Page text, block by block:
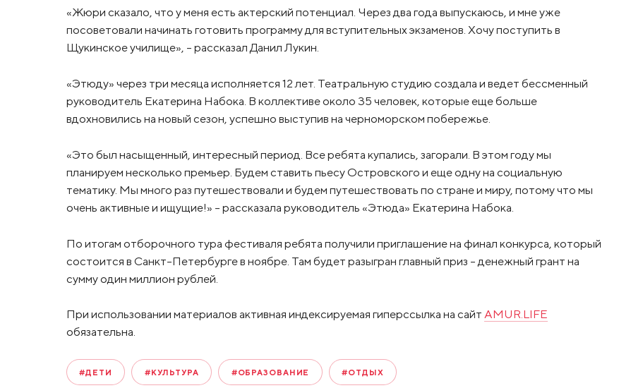
«Жюри сказало, что у меня есть актерский потенциал. Через два года выпускаюсь, и мне уже
посоветовали начинать готовить программу для вступительных экзаменов. Хочу поступить в
Щукинское училище», - рассказал Данил Лукин.
«Этюду» через три месяца исполняется 12 лет. Театральную студию создала и ведет бессменный
руководитель Екатерина Набока. В коллективе около 35 человек, которые еще больше
вдохновились на новый сезон, успешно выступив на черноморском побережье.
«Это был насыщенный, интересный период. Все ребята купались, загорали. В этом году мы
планируем несколько премьер. Будем ставить пьесу Островского и еще одну на социальную
тематику. Мы много раз путешествовали и будем путешествовать по стране и миру, потому что мы
очень активные и ищущие!» - рассказала руководитель «Этюда» Екатерина Набока.
По итогам отборочного тура фестиваля ребята получили приглашение на финал конкурса, который
состоится в Санкт-Петербурге в ноябре. Там будет разыгран главный приз – денежный грант на
сумму один миллион рублей.
При использовании материалов активная индексируемая гиперссылка на сайт AMUR.LIFE
обязательна.
#ДЕТИ #КУЛЬТУРА #ОБРАЗОВАНИЕ #ОТДЫХ